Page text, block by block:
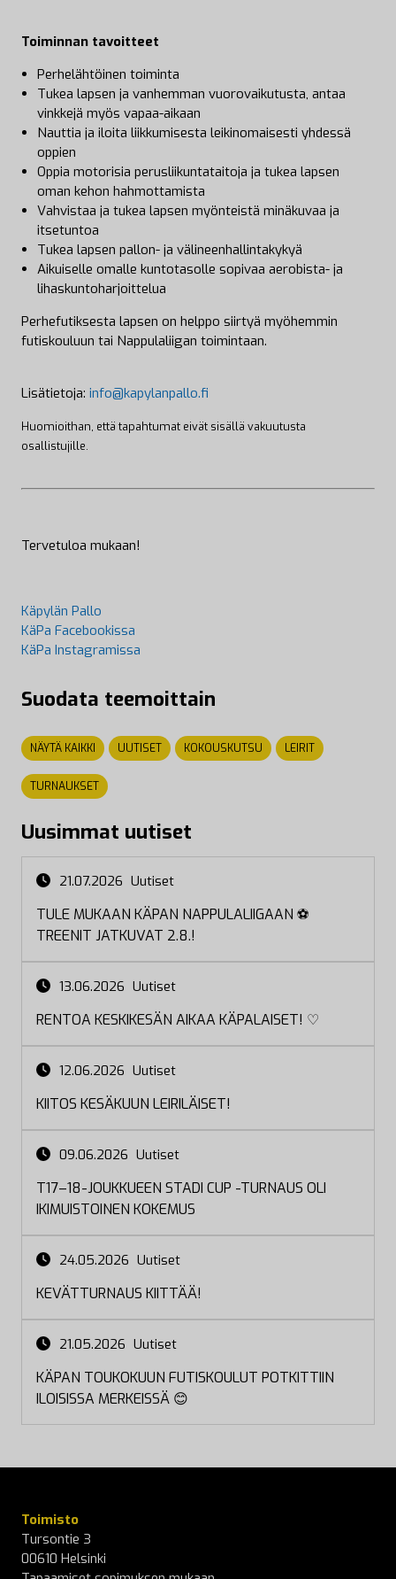
Toiminnan tavoitteet
Perhelähtöinen toiminta
​​Tukea lapsen ja vanhemman vuorovaikutusta, antaa
vinkkejä myös vapaa-aikaan
Nauttia ja iloita liikkumisesta leikinomaisesti yhdessä
oppien
Oppia motorisia perusliikuntataitoja ja tukea lapsen
oman kehon hahmottamista
Vahvistaa ja tukea lapsen myönteistä minäkuvaa ja
itsetuntoa
Tukea lapsen pallon- ja välineenhallintakykyä
Aikuiselle omalle kuntotasolle sopivaa aerobista- ja
lihaskuntoharjoittelua
Perhefutiksesta lapsen on helppo siirtyä myöhemmin
futiskouluun tai Nappulaliigan toimintaan.
Lisätietoja: info@kapylanpallo.fi
Huomioithan, että tapahtumat eivät sisällä vakuutusta
osallistujille.
Tervetuloa mukaan!
Käpylän Pallo
KäPa Facebookissa
KäPa Instagramissa
Suodata teemoittain
NÄYTÄ KAIKKI UUTISET KOKOUSKUTSU LEIRIT
TURNAUKSET
Uusimmat uutiset
21.07.2026 Uutiset
TULE MUKAAN KÄPAN NAPPULALIIGAAN ⚽
TREENIT JATKUVAT 2.8.!
13.06.2026 Uutiset
RENTOA KESKIKESÄN AIKAA KÄPALAISET! ♡
12.06.2026 Uutiset
KIITOS KESÄKUUN LEIRILÄISET!
09.06.2026 Uutiset
T17–18-JOUKKUEEN STADI CUP -TURNAUS OLI
IKIMUISTOINEN KOKEMUS
24.05.2026 Uutiset
KEVÄTTURNAUS KIITTÄÄ!
21.05.2026 Uutiset
KÄPAN TOUKOKUUN FUTISKOULUT POTKITTIIN
ILOISISSA MERKEISSÄ 😊
Toimisto
Tursontie 3
00610 Helsinki